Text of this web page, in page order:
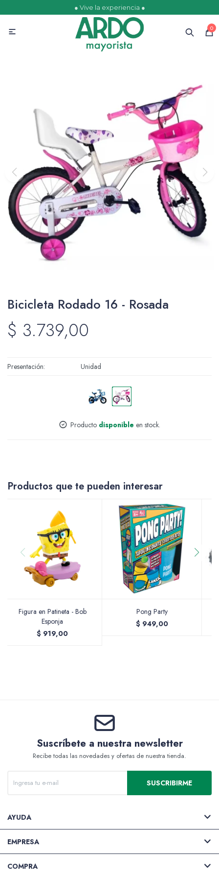
● Vive la experiencia ●
0

Bicicleta Rodado 16 - Rosada
$ 3.739,00
Presentación Unidad
Producto disponible en stock.
Productos que te pueden interesar
Figura en Patineta - Bob
Esponja
$ 919,00
Pong Party
$ 949,00
Suscríbete a nuestra newsletter
Recibe todas las novedades y ofertas de nuestra tienda.
SUSCRIBIRME
AYUDA
EMPRESA
COMPRA
Ofertas Escolares
Comestibles
Papelería
Juguetería
Maquillaje
Perfumería
Pinturas
Accesorios de arte